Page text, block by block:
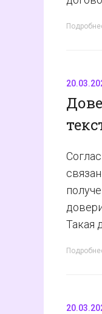
Такая